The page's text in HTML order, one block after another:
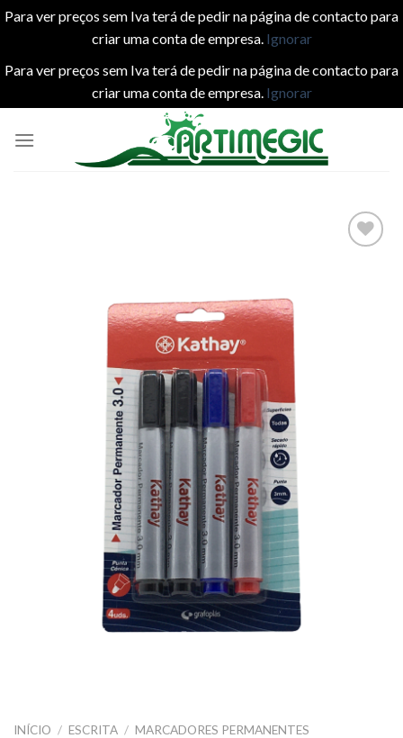
Para ver preços sem Iva terá de pedir na página de contacto para
criar uma conta de empresa. Ignorar
Para ver preços sem Iva terá de pedir na página de contacto para
criar uma conta de empresa. Ignorar
INÍCIO / ESCRITA / MARCADORES PERMANENTES